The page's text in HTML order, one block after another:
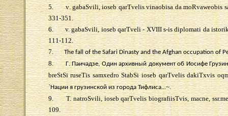
5. v.gabaSvili,ioseb qarTvelis vinaobisa da moRvaweobis
331-351.
6.
v. gabaSvili, ioseb qarTveli - XVIII s-is diplomati da
111-112.
7.
The fall of the Safari Dinasty and the Afghan occupation of
8. Г.Паичадзе,Один архивный документ об Иoсифе
breStSi ruseTis samxedro StabSi ioseb qarTvelis dakiTxvis
`Нации я грузинской из города Тифлиса...~.
9.
T. natroSvili, ioseb qarTvelis biografiisTvis, macne,
109.